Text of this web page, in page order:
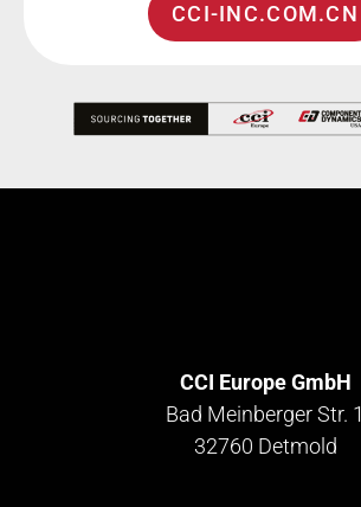
CCI-INC.COM.CN
CCI Europe GmbH
Bad Meinberger Str. 1
32760 Detmold